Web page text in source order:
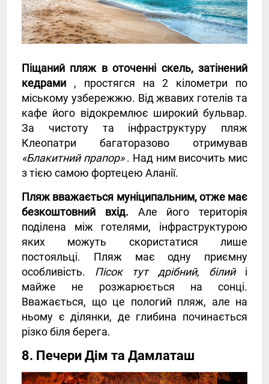
Піщаний пляж в оточенні скель, затінений
кедрами , простягся на 2 кілометри по
міському узбережжю. Від жвавих готелів та
кафе його відокремлює широкий бульвар.
За чистоту та інфраструктуру пляж
Клеопатри багаторазово отримував
«Блакитний прапор». Над ним височить мис
з тією самою фортецею Аланії.
Пляж вважається муніципальним, отже має
безкоштовний вхід. Але його територія
поділена між готелями, інфраструктурою
яких можуть скористатися лише
постояльці. Пляж має одну приємну
особливість. Пісок тут дрібний, білийі
майже не розжарюється на сонці.
Вважається, що це пологий пляж, але на
ньому є ділянки, де глибина починається
різко біля берега.
8. Печери Дім та Дамлаташ